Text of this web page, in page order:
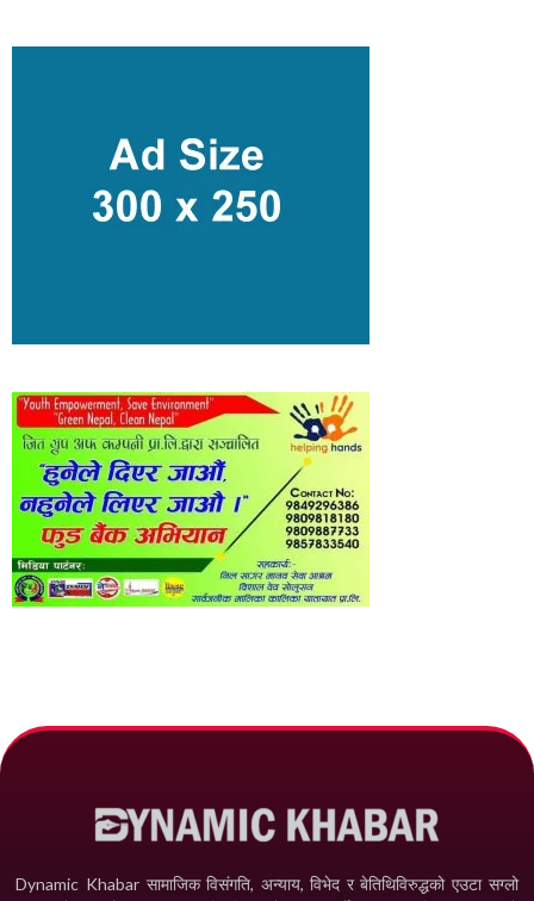
Dynamic Khabar सामाजिक विसंगति, अन्याय, विभेद­ र बेतिथिविरुद्धको एउटा सग्लो